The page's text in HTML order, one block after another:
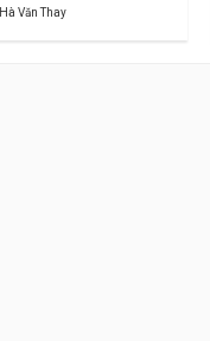
Hà Văn Thay